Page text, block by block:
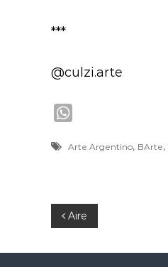
***
@culzi.arte
a
A
p
Arte Argentino, BArte,
N
a
Aire